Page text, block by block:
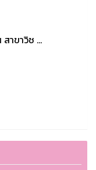
าขาวิช ...